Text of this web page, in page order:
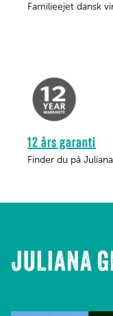
Familieejet dansk
12 års garanti
Finder du på
JULIANA